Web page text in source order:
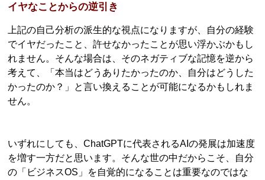
イヤなことからの逆引き
上記の自己分析の派生的な視点になりますが、自分の経験
でイヤだったこと、許せなかったことが思い浮かぶかもし
れません。そんな場合は、そのネガティブな記憶を逆から
考えて、「本当はどうありたかったのか、自分はどうした
かったのか？」と言い換えることが可能になるかもしれま
せん。
いずれにしても、ChatGPTに代表されるAIの発展は加速度
を増す一方だと思います。そんな世の中だからこそ、自分
の「ビジネスOS」を自覚的になることは重要なのではな